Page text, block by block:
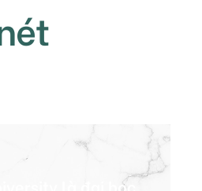
là đại học